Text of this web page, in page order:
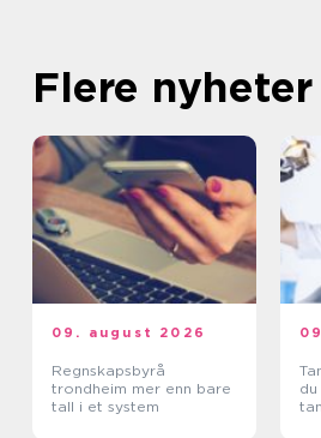
Flere nyheter
09. august 2026
Regnskapsbyrå
trondheim mer enn bare
tall i et system